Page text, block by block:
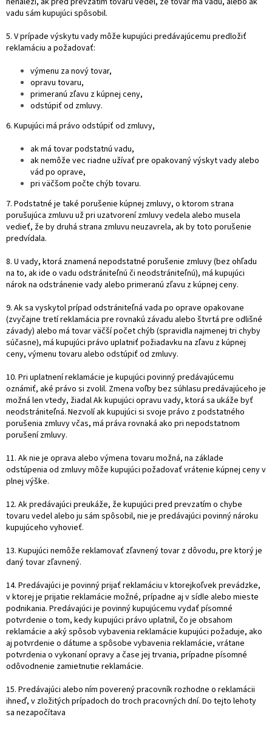
vadu sám kupujúci spôsobil.
5. V prípade výskytu vady môže kupujúci predávajúcemu predložiť
reklamáciu a požadovať:
výmenu za nový tovar,
opravu tovaru,
primeranú zľavu z kúpnej ceny,
odstúpiť od zmluvy.
6. Kupujúci má právo odstúpiť od zmluvy,
ak má tovar podstatnú vadu,
ak nemôže vec riadne užívať pre opakovaný výskyt vady alebo
vád po oprave,
pri väčšom počte chýb tovaru.
7. Podstatné je také porušenie kúpnej zmluvy, o ktorom strana
porušujúca zmluvu už pri uzatvorení zmluvy vedela alebo musela
vedieť, že by druhá strana zmluvu neuzavrela, ak by toto porušenie
predvídala.
8. U vady, ktorá znamená nepodstatné porušenie zmluvy (bez ohľadu
na to, ak ide o vadu odstrániteľnú či neodstrániteľnú), má kupujúci
nárok na odstránenie vady alebo primeranú zľavu z kúpnej ceny.
9. Ak sa vyskytol prípad odstrániteľná vada po oprave opakovane
(zvyčajne tretí reklamácia pre rovnakú závadu alebo štvrtá pre odlišné
závady) alebo má tovar väčší počet chýb (spravidla najmenej tri chyby
súčasne), má kupujúci právo uplatniť požiadavku na zľavu z kúpnej
ceny, výmenu tovaru alebo odstúpiť od zmluvy.
10. Pri uplatnení reklamácie je kupujúci povinný predávajúcemu
oznámiť, aké právo si zvolil. Zmena voľby bez súhlasu predávajúceho je
možná len vtedy, žiadal Ak kupujúci opravu vady, ktorá sa ukáže byť
neodstrániteľná. Nezvolí ak kupujúci si svoje právo z podstatného
porušenia zmluvy včas, má práva rovnaká ako pri nepodstatnom
porušení zmluvy.
11. Ak nie je oprava alebo výmena tovaru možná, na základe
odstúpenia od zmluvy môže kupujúci požadovať vrátenie kúpnej ceny v
plnej výške.
12. Ak predávajúci preukáže, že kupujúci pred prevzatím o chybe
tovaru vedel alebo ju sám spôsobil, nie je predávajúci povinný nároku
kupujúceho vyhovieť.
13. Kupujúci nemôže reklamovať zľavnený tovar z dôvodu, pre ktorý je
daný tovar zľavnený.
14. Predávajúci je povinný prijať reklamáciu v ktorejkoľvek prevádzke,
v ktorej je prijatie reklamácie možné, prípadne aj v sídle alebo mieste
podnikania. Predávajúci je povinný kupujúcemu vydať písomné
potvrdenie o tom, kedy kupujúci právo uplatnil, čo je obsahom
reklamácie a aký spôsob vybavenia reklamácie kupujúci požaduje, ako
aj potvrdenie o dátume a spôsobe vybavenia reklamácie, vrátane
potvrdenia o vykonaní opravy a čase jej trvania, prípadne písomné
odôvodnenie zamietnutie reklamácie.
15. Predávajúci alebo ním poverený pracovník rozhodne o reklamácii
ihneď, v zložitých prípadoch do troch pracovných dní. Do tejto lehoty
sa nezapočítava